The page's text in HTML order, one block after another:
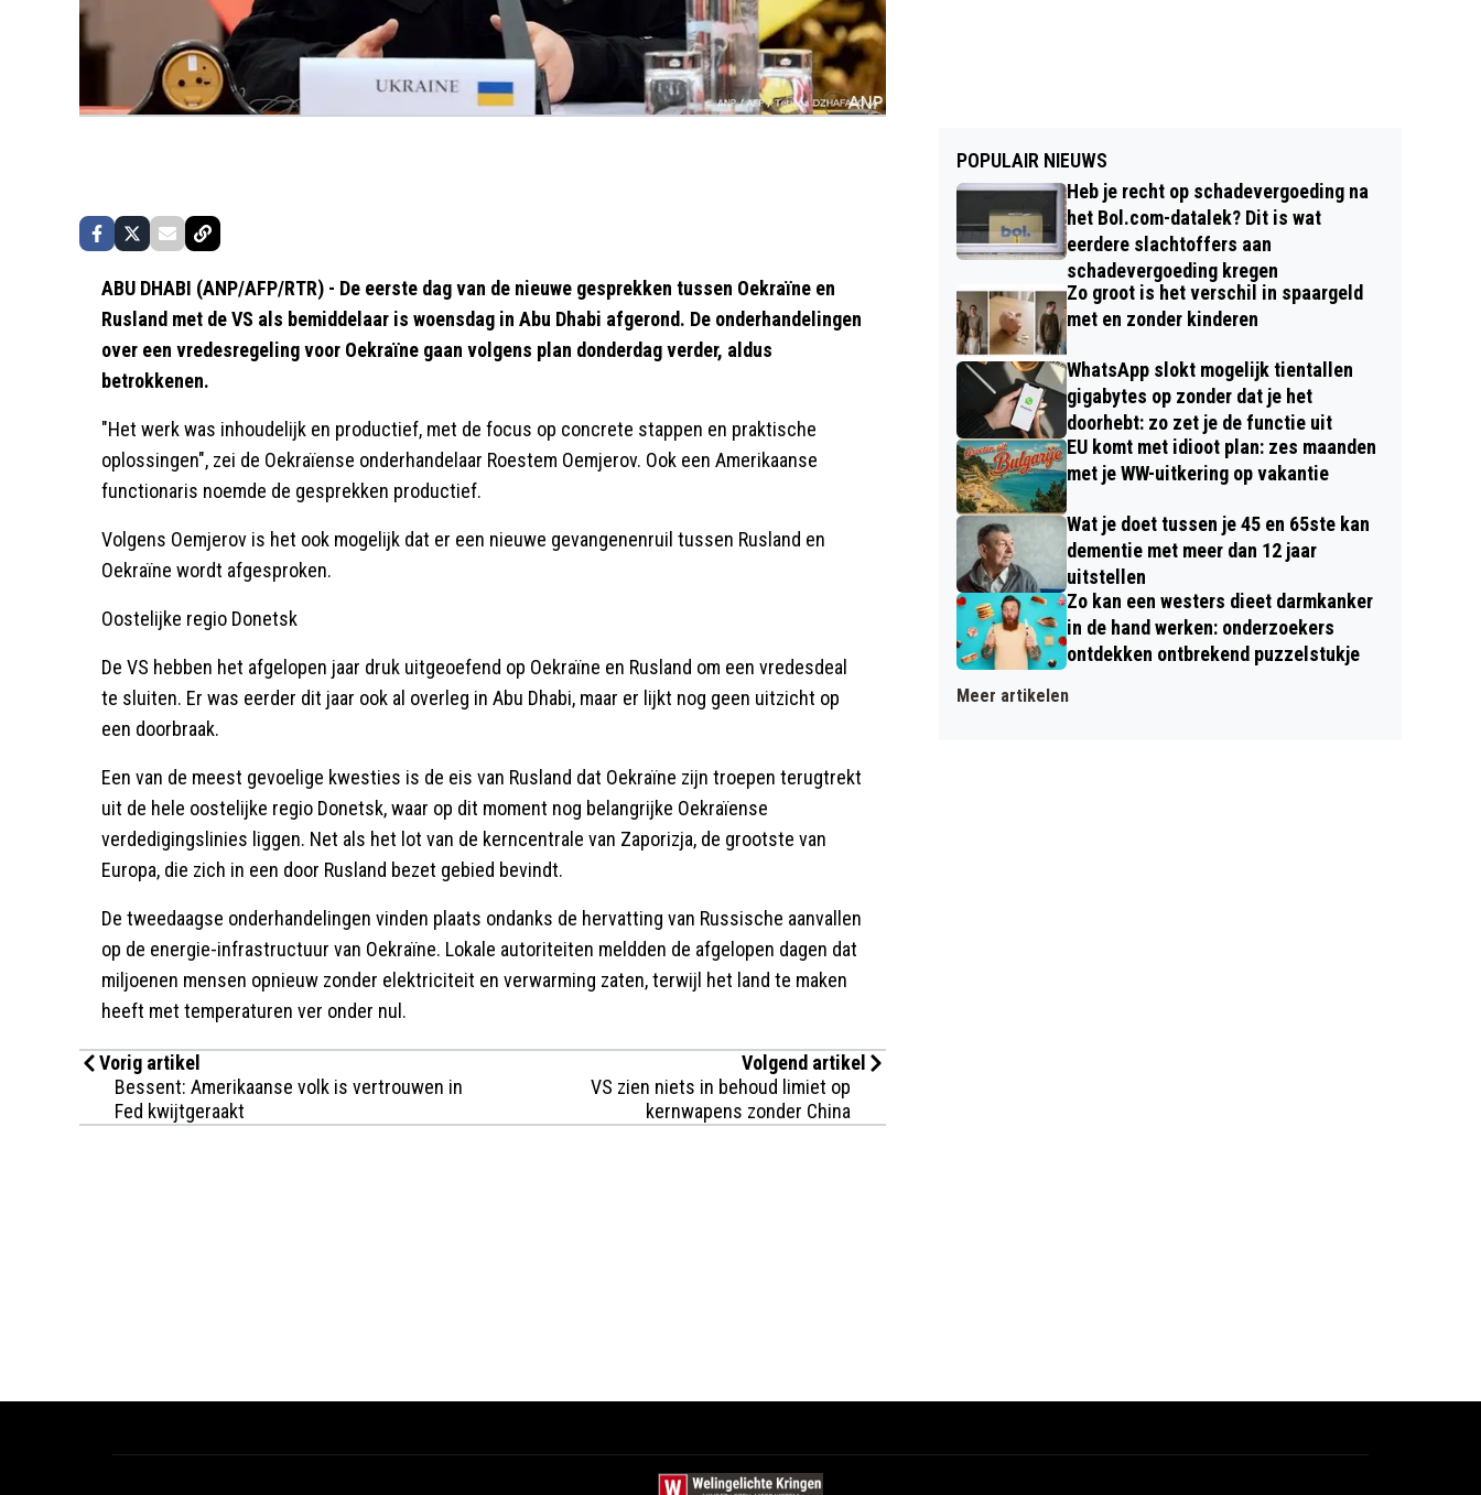
ABU DHABI (ANP/AFP/RTR) - De eerste dag van de nieuwe gesprekken tussen Oekraïne en
Rusland met de VS als bemiddelaar is woensdag in Abu Dhabi afgerond. De onderhandelingen
over een vredesregeling voor Oekraïne gaan volgens plan donderdag verder, aldus
betrokkenen.
"Het werk was inhoudelijk en productief, met de focus op concrete stappen en praktische
oplossingen", zei de Oekraïense onderhandelaar Roestem Oemjerov. Ook een Amerikaanse
functionaris noemde de gesprekken productief.
Volgens Oemjerov is het ook mogelijk dat er een nieuwe gevangenenruil tussen Rusland en
Oekraïne wordt afgesproken.
Oostelijke regio Donetsk
De VS hebben het afgelopen jaar druk uitgeoefend op Oekraïne en Rusland om een vredesdeal
te sluiten. Er was eerder dit jaar ook al overleg in Abu Dhabi, maar er lijkt nog geen uitzicht op
een doorbraak.
Een van de meest gevoelige kwesties is de eis van Rusland dat Oekraïne zijn troepen terugtrekt
uit de hele oostelijke regio Donetsk, waar op dit moment nog belangrijke Oekraïense
verdedigingslinies liggen. Net als het lot van de kerncentrale van Zaporizja, de grootste van
Europa, die zich in een door Rusland bezet gebied bevindt.
De tweedaagse onderhandelingen vinden plaats ondanks de hervatting van Russische aanvallen
op de energie-infrastructuur van Oekraïne. Lokale autoriteiten meldden de afgelopen dagen dat
miljoenen mensen opnieuw zonder elektriciteit en verwarming zaten, terwijl het land te maken
heeft met temperaturen ver onder nul.
Vorig artikel
Bessent: Amerikaanse volk is vertrouwen in
Fed kwijtgeraakt
Volgend artikel
VS zien niets in behoud limiet op
kernwapens zonder China
POPULAIR NIEUWS
Heb je recht op schadevergoeding na
het Bol.com-datalek? Dit is wat
eerdere slachtoffers aan
schadevergoeding kregen
Zo groot is het verschil in spaargeld
met en zonder kinderen
WhatsApp slokt mogelijk tientallen
gigabytes op zonder dat je het
doorhebt: zo zet je de functie uit
EU komt met idioot plan: zes maanden
met je WW-uitkering op vakantie
Wat je doet tussen je 45 en 65ste kan
dementie met meer dan 12 jaar
uitstellen
Zo kan een westers dieet darmkanker
in de hand werken: onderzoekers
ontdekken ontbrekend puzzelstukje
Meer artikelen